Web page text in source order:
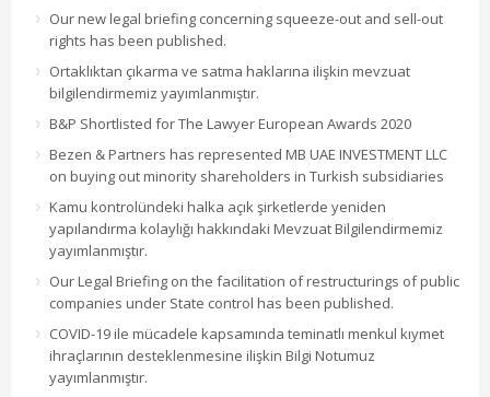
Our new legal briefing concerning squeeze-out and sell-out
rights has been published.
Ortaklıktan çıkarma ve satma haklarına ilişkin mevzuat
bilgilendirmemiz yayımlanmıştır.
B&P Shortlisted for The Lawyer European Awards 2020
Bezen & Partners has represented MB UAE INVESTMENT LLC
on buying out minority shareholders in Turkish subsidiaries
Kamu kontrolündeki halka açık şirketlerde yeniden
yapılandırma kolaylığı hakkındaki Mevzuat Bilgilendirmemiz
yayımlanmıştır.
Our Legal Briefing on the facilitation of restructurings of public
companies under State control has been published.
COVID-19 ile mücadele kapsamında teminatlı menkul kıymet
ihraçlarının desteklenmesine ilişkin Bilgi Notumuz
yayımlanmıştır.